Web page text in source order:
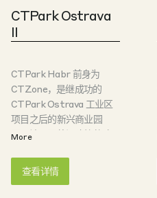
兰和斯洛伐克市场，并拥
有遍布欧洲的庞大消费者
网络。
CTPark Ostrava
II
CTPark Habr 前身为
CTZone，是继成功的
CTPark Ostrava 工业区
项目之后的新兴商业园
区。该园区将旧建筑的改
标准相结合。
More
查看详情